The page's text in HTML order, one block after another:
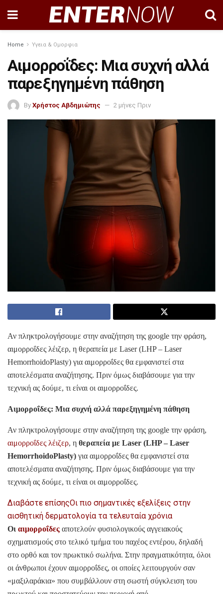
Home Υγεια & Ομορφια
Αιμορροΐδες: Μια συχνή αλλά
παρεξηγημένη πάθηση
By Χρήστος Αβδημιώτης 2 μήνες Πριν
Αν πληκτρολογήσουμε στην αναζήτηση της google την φράση,
αιμορροΐδες λέιζερ, η θεραπεία με Laser (LHP – Laser
HemorrhoidoPlasty) για αιμορροΐδες θα εμφανιστεί στα
αποτελέσματα αναζήτησης. Πριν όμως διαβάσουμε για την
τεχνική ας δούμε, τι είναι οι αιμορροΐδες.
Αιμορροΐδες: Μια συχνή αλλά παρεξηγημένη πάθηση
Αν πληκτρολογήσουμε στην αναζήτηση της google την φράση,
αιμορροΐδες λέιζερ, η θεραπεία με Laser (LHP – Laser
HemorrhoidoPlasty) για αιμορροΐδες θα εμφανιστεί στα
αποτελέσματα αναζήτησης. Πριν όμως διαβάσουμε για την
τεχνική ας δούμε, τι είναι οι αιμορροΐδες.
Διαβάστε επίσηςΟι πιο σημαντικές εξελίξεις στην
αισθητική δερματολογία τα τελευταία χρόνια
Οι αιμορροΐδες αποτελούν φυσιολογικούς αγγειακούς
σχηματισμούς στο τελικό τμήμα του παχέος εντέρου, δηλαδή
στο ορθό και τον πρωκτικό σωλήνα. Στην πραγματικότητα, όλοι
οι άνθρωποι έχουν αιμορροΐδες, οι οποίες λειτουργούν σαν
«μαξιλαράκια» που συμβάλλουν στη σωστή σύγκλειση του